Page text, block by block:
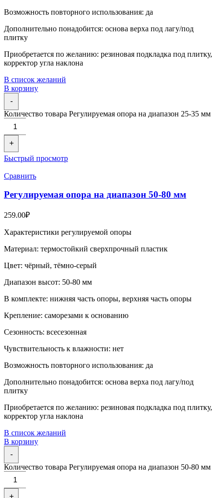
Возможность повторного использования: да
Дополнительно понадобится: основа верха под лагу/под
плитку
Приобретается по желанию: резиновая подкладка под плитку,
корректор угла наклона
В список желаний
В корзину
-
Количество товара Регулируемая опора на диапазон 25-35 мм
+
Быстрый просмотр
Сравнить
Регулируемая опора на диапазон 50-80 мм
259.00₽
Характеристики регулируемой опоры
Материал: термостойкий сверхпрочный пластик
Цвет: чёрный, тёмно-серый
Диапазон высот: 50-80 мм
В комплекте: нижняя часть опоры, верхняя часть опоры
Крепление: саморезами к основанию
Сезонность: всесезонная
Чувствительность к влажности: нет
Возможность повторного использования: да
Дополнительно понадобится: основа верха под лагу/под
плитку
Приобретается по желанию: резиновая подкладка под плитку,
корректор угла наклона
В список желаний
В корзину
-
Количество товара Регулируемая опора на диапазон 50-80 мм